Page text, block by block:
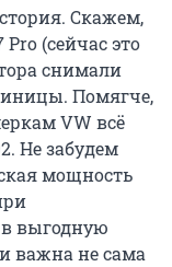
Скажем,
(сейчас это
снимали
Помягче,
VW всё
Не забудем
мощность
выгодную
важна не сама